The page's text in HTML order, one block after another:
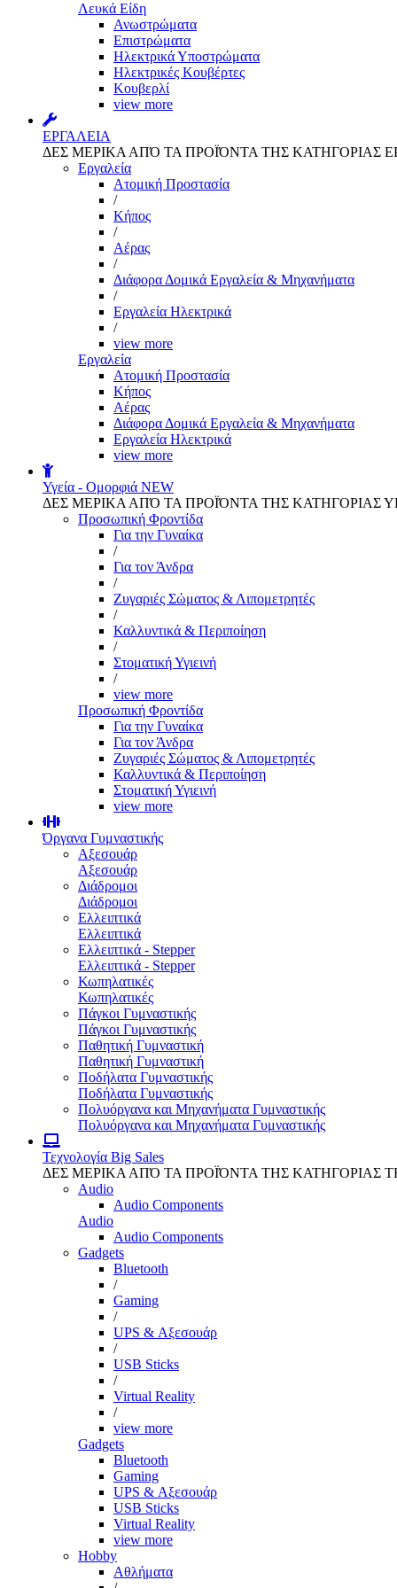
Λευκά Είδη
Ανωστρώματα
Επιστρώματα
Ηλεκτρικά Υποστρώματα
Ηλεκτρικές Κουβέρτες
Κουβερλί
view more
ΕΡΓΑΛΕΙΑ
ΔΕΣ ΜΕΡΙΚΑ ΑΠΌ ΤΑ ΠΡΟΪΌΝΤΑ ΤΗΣ ΚΑΤΗΓΟΡΙΑΣ
Εργαλεία
Aτομική Προστασία
/
Kήπος
/
Αέρας
/
Διάφορα Δομικά Εργαλεία & Μηχανήματα
/
Εργαλεία Ηλεκτρικά
/
view more
Εργαλεία
Aτομική Προστασία
Kήπος
Αέρας
Διάφορα Δομικά Εργαλεία & Μηχανήματα
Εργαλεία Ηλεκτρικά
view more
Υγεία - Ομορφιά NEW
ΔΕΣ ΜΕΡΙΚΑ ΑΠΌ ΤΑ ΠΡΟΪΌΝΤΑ ΤΗΣ ΚΑΤΗΓΟΡΙΑΣ
Προσωπική Φροντίδα
Για την Γυναίκα
/
Για τον Άνδρα
/
Ζυγαριές Σώματος & Λιπομετρητές
/
Καλλυντικά & Περιποίηση
/
Στοματική Υγιεινή
/
view more
Προσωπική Φροντίδα
Για την Γυναίκα
Για τον Άνδρα
Ζυγαριές Σώματος & Λιπομετρητές
Καλλυντικά & Περιποίηση
Στοματική Υγιεινή
view more
Όργανα Γυμναστικής
Αξεσουάρ
Αξεσουάρ
Διάδρομοι
Διάδρομοι
Ελλειπτικά
Ελλειπτικά
Ελλειπτικά - Stepper
Ελλειπτικά - Stepper
Κωπηλατικές
Κωπηλατικές
Πάγκοι Γυμναστικής
Πάγκοι Γυμναστικής
Παθητική Γυμναστική
Παθητική Γυμναστική
Ποδήλατα Γυμναστικής
Ποδήλατα Γυμναστικής
Πολυόργανα και Μηχανήματα Γυμναστικής
Πολυόργανα και Μηχανήματα Γυμναστικής
Τεχνολογία Big Sales
ΔΕΣ ΜΕΡΙΚΑ ΑΠΌ ΤΑ ΠΡΟΪΌΝΤΑ ΤΗΣ ΚΑΤΗΓΟΡΙΑΣ
Audio
Audio Components
Audio
Audio Components
Gadgets
Bluetooth
/
Gaming
/
UPS & Αξεσουάρ
/
USB Sticks
/
Virtual Reality
/
view more
Gadgets
Bluetooth
Gaming
UPS & Αξεσουάρ
USB Sticks
Virtual Reality
view more
Hobby
Αθλήματα